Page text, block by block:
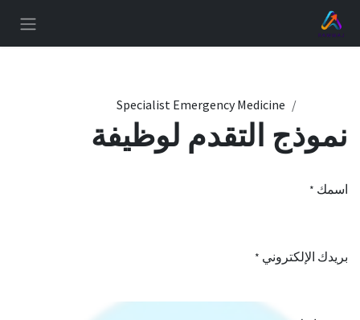
تخطي للذهاب إلى المحتوى
Specialist Emergency Medicine
نموذج التقدم لوظيفة
اسمك *
بريدك الإلكتروني *